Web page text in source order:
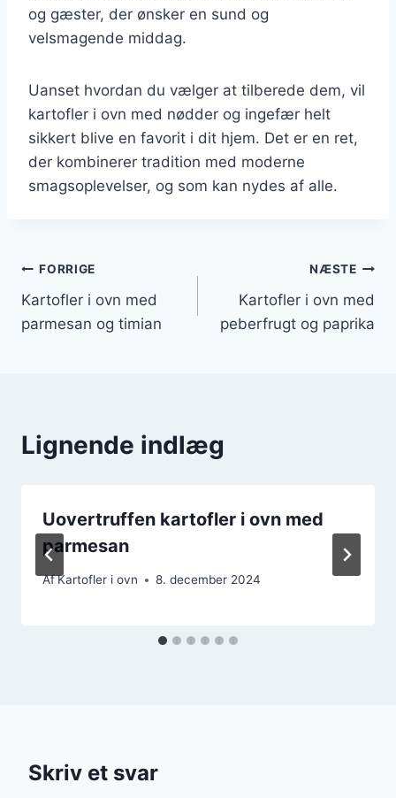
og gæster, der ønsker en sund og
velsmagende middag.
Uanset hvordan du vælger at tilberede dem, vil
kartofler i ovn med nødder og ingefær helt
sikkert blive en favorit i dit hjem. Det er en ret,
der kombinerer tradition med moderne
smagsoplevelser, og som kan nydes af alle.
Indlægsnavigation
FORRIGE
Kartofler i ovn med
parmesan og timian
NÆSTE
Kartofler i ovn med
peberfrugt og paprika
Lignende indlæg
Uovertruffen kartofler i ovn med
parmesan
AfKartofler i ovn 8. december 2024
Skriv et svar